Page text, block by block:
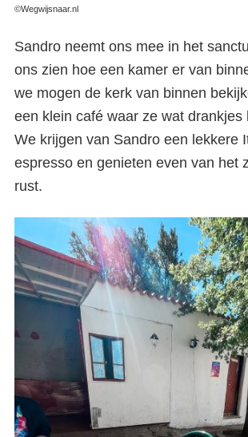
©Wegwijsnaar.nl
Sandro neemt ons mee in het
ons zien hoe een kamer er van
we mogen de kerk van binnen
een klein café waar ze wat drankjes
We krijgen van Sandro een lekkere
espresso en genieten even van het
rust.